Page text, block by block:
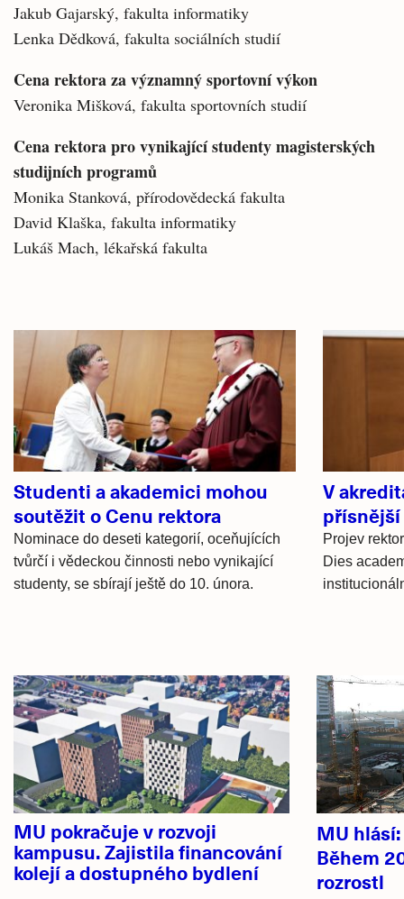
Jakub Gajarský, fakulta informatiky
Lenka Dědková, fakulta sociálních studií
Cena rektora za významný sportovní výkon
Veronika Mišková, fakulta sportovních studií
Cena rektora pro vynikající studenty magisterských
studijních programů
Monika Stanková, přírodovědecká fakulta
David Klaška, fakulta informatiky
Lukáš Mach, lékařská fakulta
Související
články
Studenti a akademici mohou
soutěžit o Cenu rektora
Nominace do deseti kategorií, oceňujících
tvůrčí i vědeckou činnosti nebo vynikající
studenty, se sbírají ještě do 10. února.
V
Projev
Dies
Hlavní
novinky
MU pokračuje v rozvoji
kampusu. Zajistila financování
kolejí a dostupného bydlení
MU
Během
rozrostl